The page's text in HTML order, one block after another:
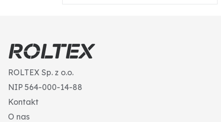
ROLTEX Sp. z o.o.
NIP 564-000-14-88
Kontakt
O nas